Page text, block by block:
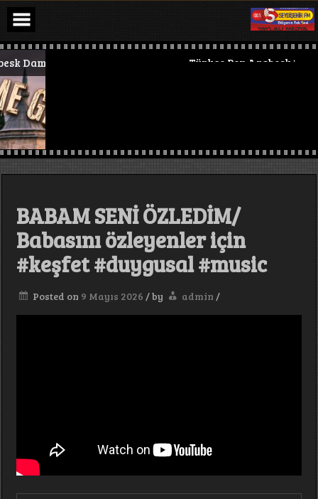
Skip
content
#keşfet #tranding #trap #deephouseTürkçe Pop Arabesk 2026
BABAM SENİ ÖZLEDİM/
Babasını özleyenler için
#keşfet #duygusal #music
Posted on 9 Mayıs 2026 /by admin /